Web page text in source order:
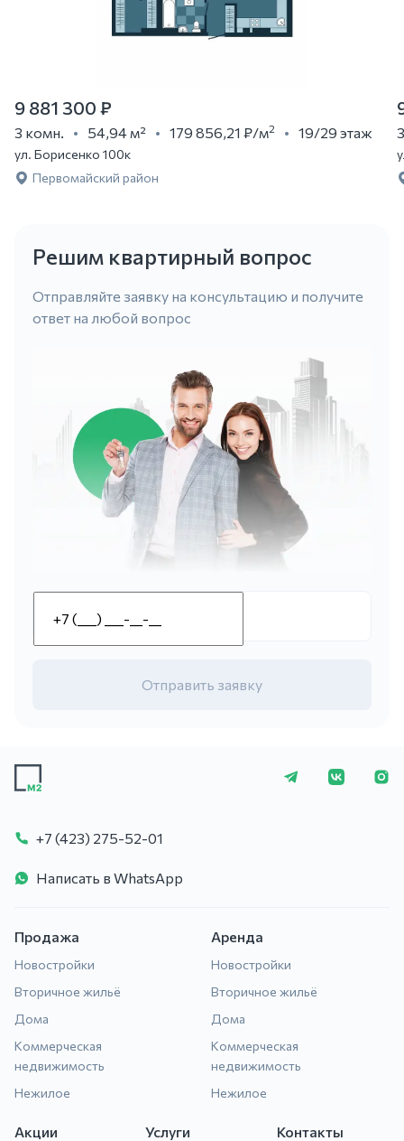
9 881 300 ₽
3 комн. 54,94 м² 179 856,21 ₽/м2 19/29 этаж
ул. Борисенко 100к
Первомайский район
Решим квартирный вопрос
Отправляйте заявку на консультацию и получите
ответ на любой вопрос
Отправить заявку
+7 (423) 275-
+7 (423) 275-52-01
Написать в WhatsApp
Продажа
Новостройки
Вторичное жильё
Дома
Коммерческая
недвижимость
Нежилое
Аренда
Новостройки
Вторичное жильё
Дома
Коммерческая
недвижимость
Нежилое
Акции Услуги Контакты